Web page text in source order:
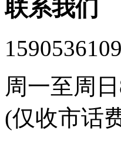
联系我们
周一至周
(仅收市话